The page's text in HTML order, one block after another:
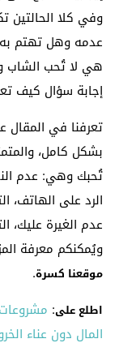
وفي كلا
عدمه وهل تهتم
هي لا تُحب الشاب
إجابة سؤال كيف
تعرفنا في المقال
بشكل كامل،
تُحبك وهي: عدم
الرد على الهاتف،
عدم الغيرة عليك،
ويُمكنكم معرفة
موقعنا كسرة.
اطلع على:
المال دون عناء